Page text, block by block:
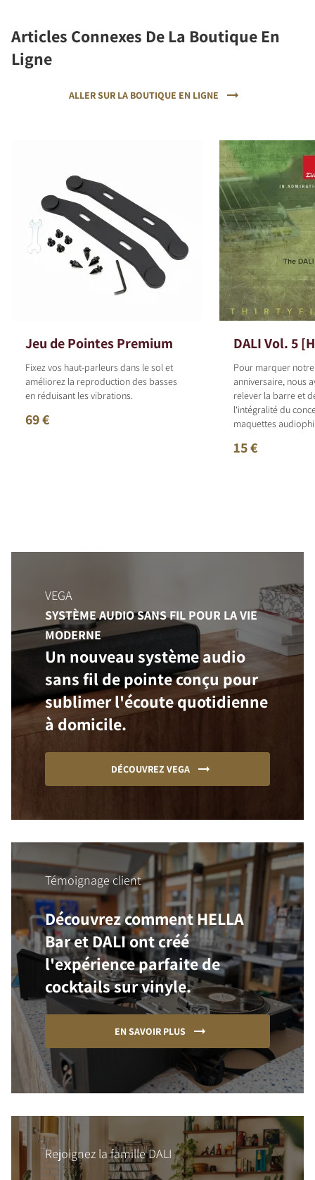
Articles Connexes De La Boutique En
Ligne
ALLER SUR LA BOUTIQUE EN LIGNE
Jeu de Pointes Premium
Fixez vos haut-parleurs dans le sol et
améliorez la reproduction des basses
en réduisant les vibrations.
69 €
DALI Vol. 5
Pour marquer
anniversaire, nous
relever la barre et
l‘intégralité du
maquettes
15 €
VEGA
SYSTÈME AUDIO SANS FIL POUR LA VIE
MODERNE
Un nouveau système audio
sans fil de pointe conçu pour
sublimer l'écoute quotidienne
à domicile.
DÉCOUVREZ VEGA
Témoignage client
Découvrez comment HELLA
Bar et DALI ont créé
l'expérience parfaite de
cocktails sur vinyle.
EN SAVOIR PLUS
Rejoignez la famille DALI